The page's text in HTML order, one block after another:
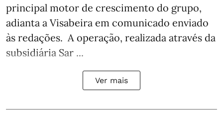
principal motor de crescimento do grupo,
adianta a Visabeira em comunicado enviado
às redações. A operação, realizada através da
subsidiária Sar ...
Ver mais